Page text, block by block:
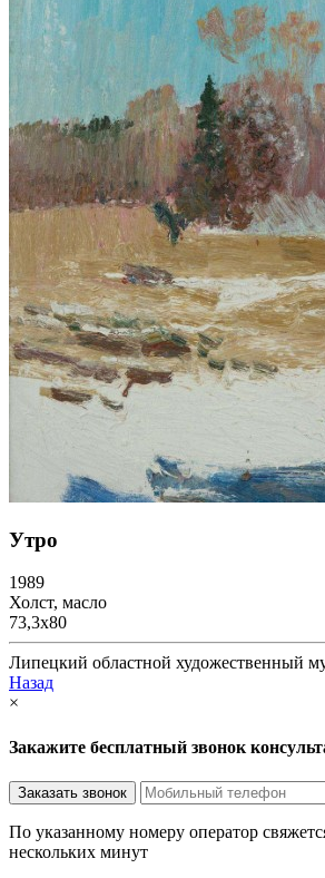
Утро
1989
Холст, масло
73,3х80
Липецкий областной художественный
Назад
×
Закажите бесплатный звонок
По указанному номеру оператор
нескольких минут